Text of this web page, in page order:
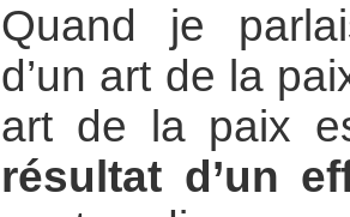
Quand je
d’un art de la
art de la paix
résultat d’un